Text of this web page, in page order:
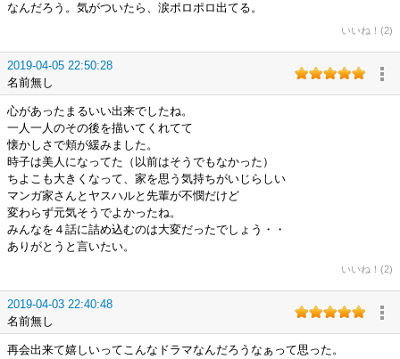
なんだろう。気がついたら、涙ポロポロ出てる。
いいね！(2)
2019-04-05 22:50:28
名前無し
心があったまるいい出来でしたね。
一人一人のその後を描いてくれてて
懐かしさで頬が緩みました。
時子は美人になってた（以前はそうでもなかった）
ちよこも大きくなって、家を思う気持ちがいじらしい
マンガ家さんとヤスハルと先輩が不憫だけど
変わらず元気そうでよかったね。
みんなを４話に詰め込むのは大変だったでしょう・・
ありがとうと言いたい。
いいね！(2)
2019-04-03 22:40:48
名前無し
再会出来て嬉しいってこんなドラマなんだろうなぁって思った。